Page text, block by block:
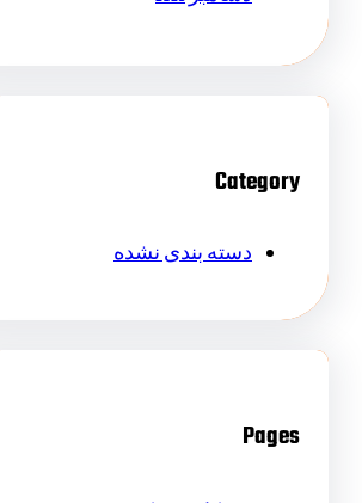
Category
دسته بندی نشده
Pages